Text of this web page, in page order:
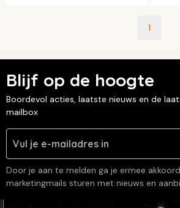
1
Blijf op de hoogte
Boordevol acties, laatste nieuws en de
mailbox
Door je aan te melden ga je ermee
marketingmails sturen met nieuws en